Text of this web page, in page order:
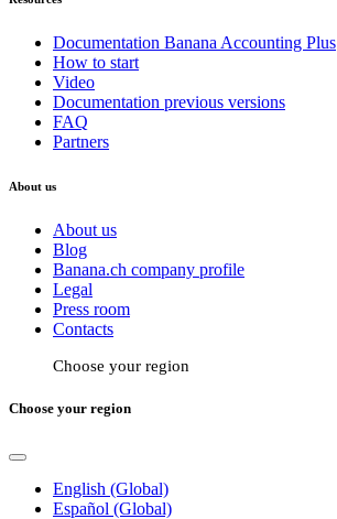
Documentation Banana Accounting Plus
How to start
Video
Documentation previous versions
FAQ
Partners
About us
About us
Blog
Banana.ch company profile
Legal
Press room
Contacts
Choose your region
Choose your region
English (Global)
Español (Global)